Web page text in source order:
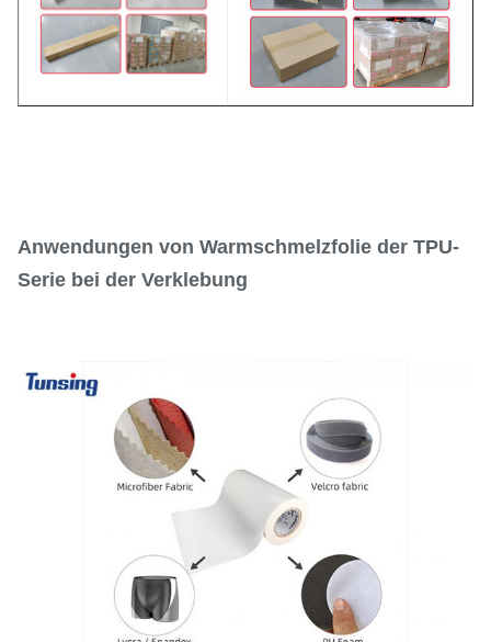
Anwendungen von Warmschmelzfolie der TPU-
Serie bei der Verklebung